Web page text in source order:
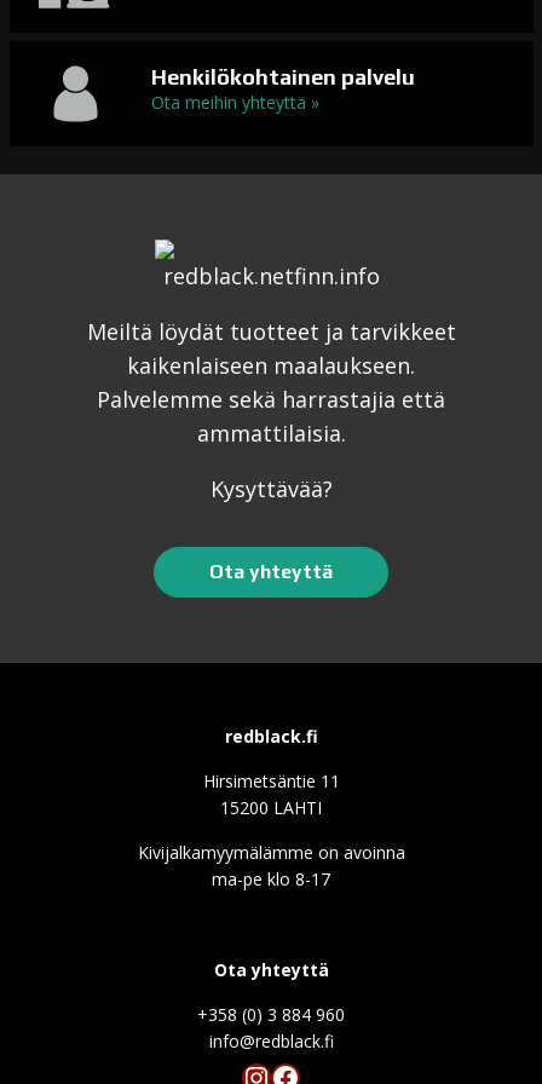
Henkilökohtainen palvelu
Ota meihin yhteyttä »
Meiltä löydät tuotteet ja tarvikkeet
kaikenlaiseen maalaukseen.
Palvelemme sekä harrastajia että
ammattilaisia.
Kysyttävää?
Ota yhteyttä
redblack.fi
Hirsimetsäntie 11
15200 LAHTI
Kivijalkamyymälämme on avoinna
ma-pe klo 8-17
Ota yhteyttä
+358 (0) 3 884 960
info@redblack.f
Instagram
Facebook